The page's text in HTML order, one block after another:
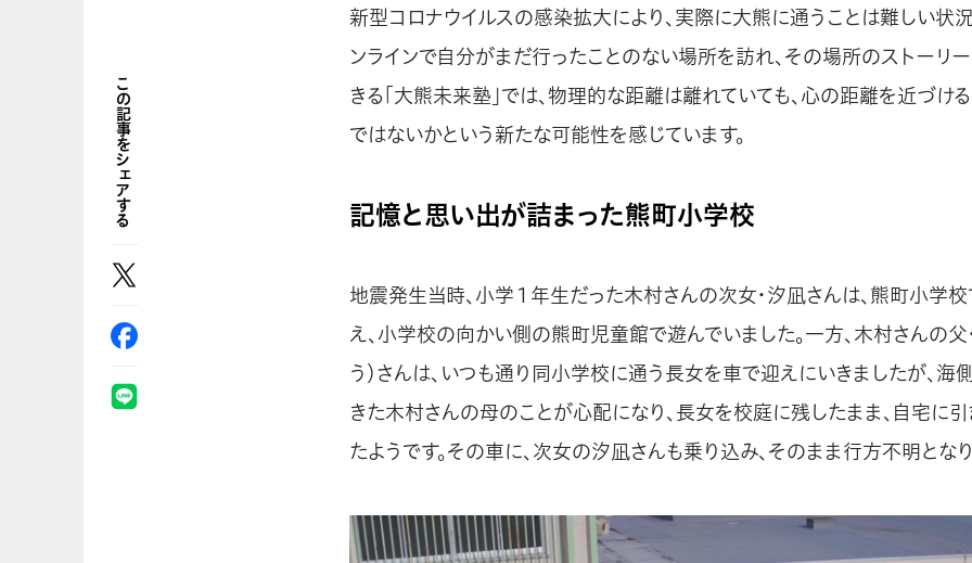
新型コロナウイルスの感染拡大により、実際に大熊に通うことは難しい状況
ンラインで自分がまだ行ったことのない場所を訪れ、その場所のストーリ
きる「大熊未来塾」では、物理的な距離は離れていても、心の距離を近づけ
ではないかという新たな可能性を感じています。
記憶と思い出が詰まった熊町小学校
地震発生当時、小学１年生だった木村さんの次女・汐凪さんは、熊町小学
え、小学校の向かい側の熊町児童館で遊んでいました。一方、木村さんの父
う）さんは、いつも通り同小学校に通う長女を車で迎えにいきましたが、海
きた木村さんの母のことが心配になり、長女を校庭に残したまま、自宅に
たようです。その車に、次女の汐凪さんも乗り込み、そのまま行方不明とな
この記事をシェアする